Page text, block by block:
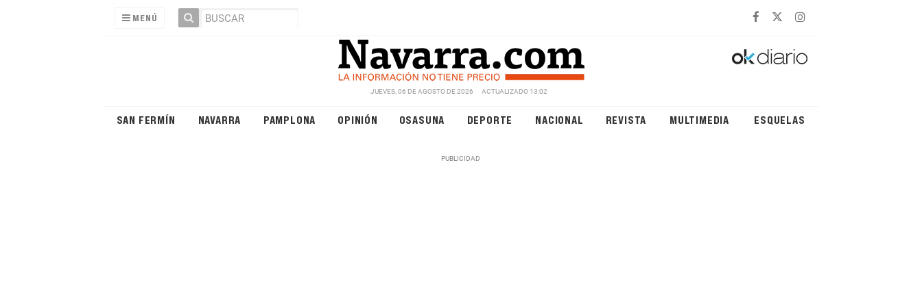
MENÚ
JUEVES, 06 DE AGOSTO DE 2026 ACTUALIZADO 13:02
SAN FERMÍN NAVARRA PAMPLONA OPINIÓN OSASUNA DEPORTE NACIONAL REVISTA MULTIMEDIA ESQUELAS